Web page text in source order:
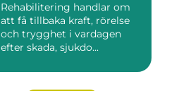
Rehabilitering handlar om
att få tillbaka kraft, rörelse
och trygghet i vardagen
efter skada, sjukdo...